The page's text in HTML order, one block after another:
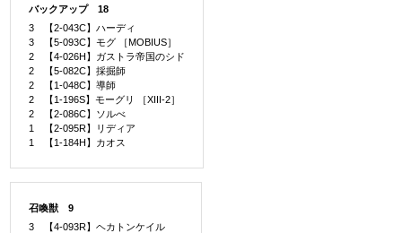
バックアップ 18
3 【2-043C】ハーディ
3 【5-093C】モグ ［MOBIUS］
2 【4-026H】ガストラ帝国のシド
2 【5-082C】採掘師
2 【1-048C】導師
2 【1-196S】モーグリ ［XIII-2］
2 【2-086C】ソルべ
1 【2-095R】リディア
1 【1-184H】カオス
召喚獣 9
3 【4-093R】ヘカトンケイル